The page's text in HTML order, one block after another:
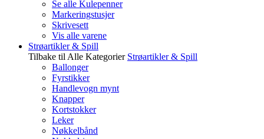
Se alle Kulepenner
Markeringstusjer
Skrivesett
Vis alle varene
Strøartikler & Spill
Tilbake til Alle Kategorier Strøartikler & Spill
Ballonger
Fyrstikker
Handlevogn mynt
Knapper
Kortstokker
Leker
Nøkkelbånd